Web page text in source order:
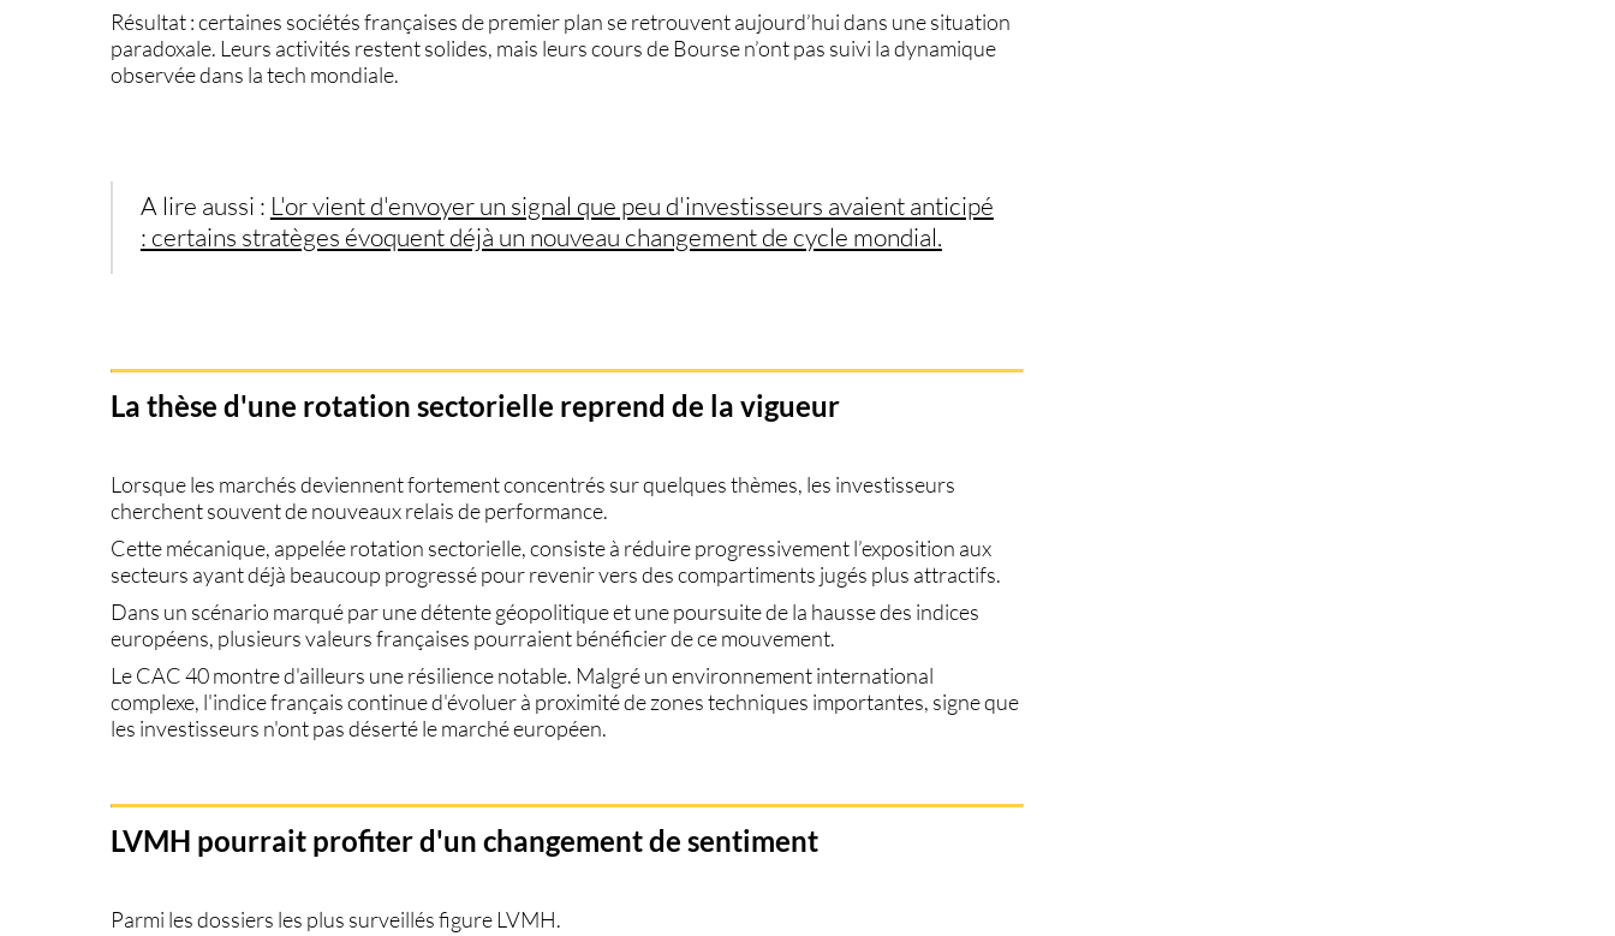
Résultat : certaines sociétés françaises de premier plan se retrouvent aujourd’hui dans une situation
paradoxale. Leurs activités restent solides, mais leurs cours de Bourse n’ont pas suivi la dynamique
observée dans la tech mondiale.
A lire aussi : L'or vient d'envoyer un signal que peu d'investisseurs avaient anticipé
: certains stratèges évoquent déjà un nouveau changement de cycle mondial.
La thèse d'une rotation sectorielle reprend de la vigueur
Lorsque les marchés deviennent fortement concentrés sur quelques thèmes, les investisseurs
cherchent souvent de nouveaux relais de performance.
Cette mécanique, appeléerotation sectorielle, consiste à réduire progressivement l’exposition aux
secteurs ayant déjà beaucoup progressé pour revenir vers des compartiments jugés plus attractifs.
Dans un scénario marqué par une détente géopolitique et une poursuite de la hausse des indices
européens, plusieurs valeurs françaises pourraient bénéficier de ce mouvement.
Le CAC 40 montre d'ailleurs une résilience notable. Malgré un environnement international
complexe, l'indice français continue d'évoluer à proximité de zones techniques importantes, signe que
les investisseurs n'ont pas déserté le marché européen.
LVMH pourrait profiter d'un changement de sentiment
Parmi les dossiers les plus surveillés figureLVMH.